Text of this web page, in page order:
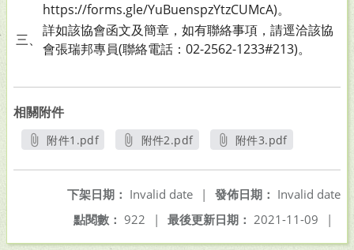
https://forms.gle/YuBuenspzYtzCUMcA)。
三、
詳如該協會函文及簡章，如有聯絡事項，請逕洽該協
會張瑞邦專員(聯絡電話：02-2562-1233#213)。
相關附件
附件1.pdf
附件2.pdf
附件3.pdf
發佈日期： Invalid date
下架日期： Invalid date
|
最後更新日期： 2021-11-09 |
點閱數： 922 |